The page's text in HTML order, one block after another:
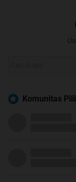
Komunitas